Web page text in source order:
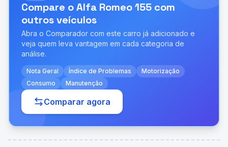
Compare oAlfa Romeo 155 com
outros veículos
Abra o Comparador com este carro já adicionado e
veja quem leva vantagem em cada categoria de
análise.
Nota Geral Índice de Problemas
Motorização
Consumo
Manutenção
Comparar agora